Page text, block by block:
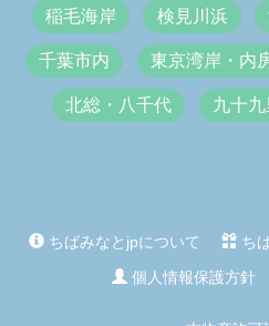
稲毛海岸 検見川浜
千葉市内 東京湾岸・内
北総・八千代 九十
ちばみなとjpについて ち
個人情報保護方針